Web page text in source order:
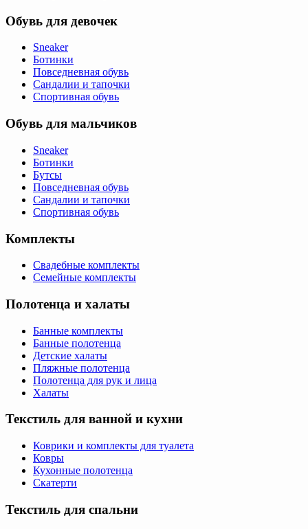
Обувь для девочек
Sneaker
Ботинки
Повседневная обувь
Сандалии и тапочки
Спортивная обувь
Обувь для мальчиков
Sneaker
Ботинки
Бутсы
Повседневная обувь
Сандалии и тапочки
Спортивная обувь
Комплекты
Свадебные комплекты
Семейные комплекты
Полотенца и халаты
Банные комплекты
Банные полотенца
Детские халаты
Пляжные полотенца
Полотенца для рук и лица
Халаты
Текстиль для ванной и кухни
Коврики и комплекты для туалета
Ковры
Кухонные полотенца
Скатерти
Текстиль для спальни